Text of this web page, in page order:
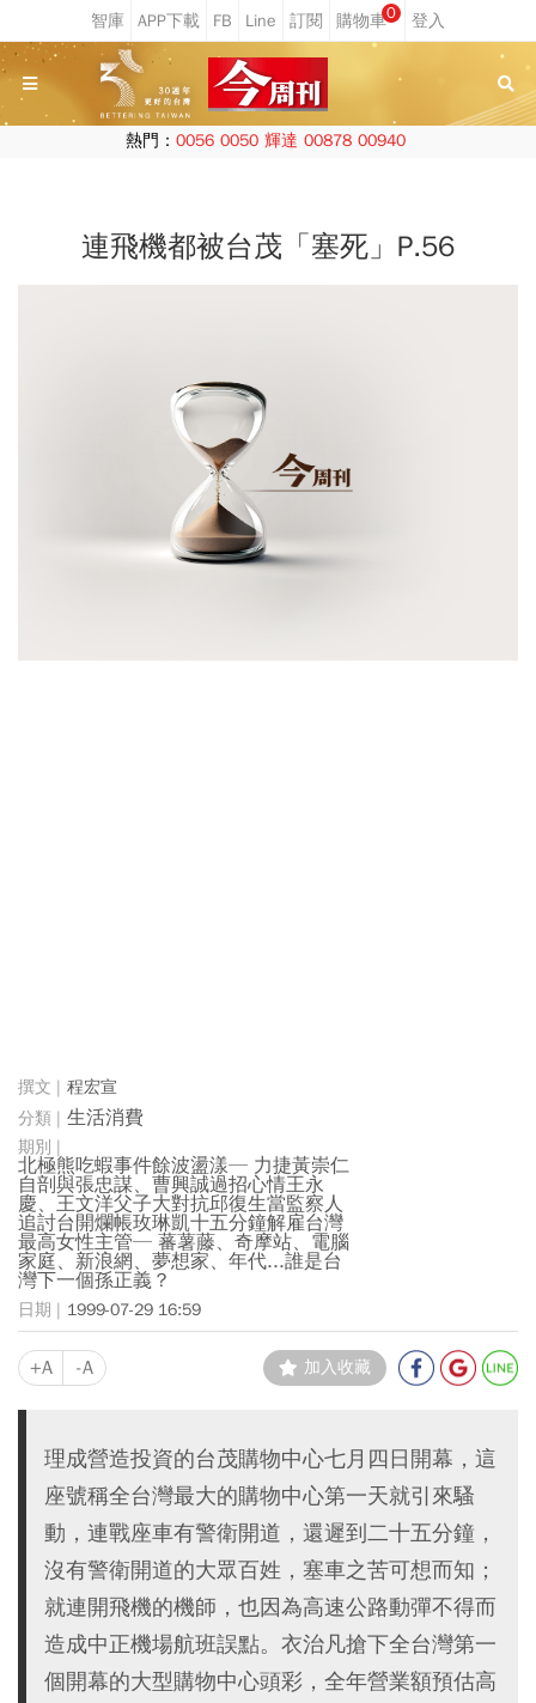
0
熱門： 0056 0050 輝達 00878 00940
連飛機都被台茂「塞死」P.56
程宏宣
生活消費
北極熊吃蝦事件餘波盪漾─ 力捷黃崇仁
自剖與張忠謀、曹興誠過招心情王永
慶、王文洋父子大對抗邱復生當監察人
追討台開爛帳玫琳凱十五分鐘解雇台灣
最高女性主管─ 蕃薯藤、奇摩站、電腦
家庭、新浪網、夢想家、年代...誰是台
灣下一個孫正義？
1999-07-29 16:59
+A -A 加入收藏
理成營造投資的台茂購物中心七月四日開幕，這
座號稱全台灣最大的購物中心第一天就引來騷
動，連戰座車有警衛開道，還遲到二十五分鐘，
沒有警衛開道的大眾百姓，塞車之苦可想而知；
就連開飛機的機師，也因為高速公路動彈不得而
造成中正機場航班誤點。衣治凡搶下全台灣第一
個開幕的大型購物中心頭彩，全年營業額預估高